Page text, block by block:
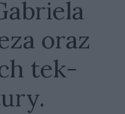
oraz
tek­